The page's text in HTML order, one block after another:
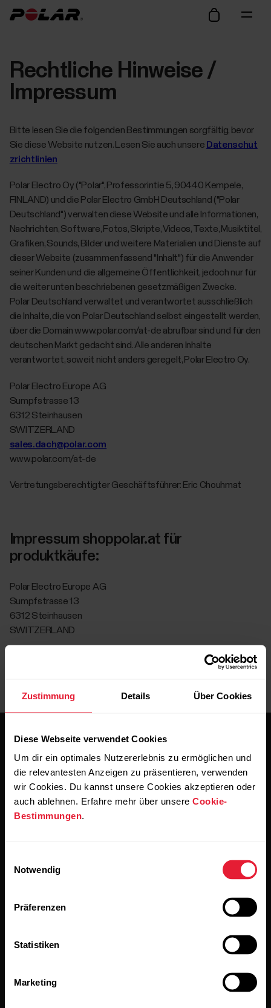
Zustimmung Details Über Cookies
Diese Webseite verwendet Cookies
Um dir ein optimales Nutzererlebnis zu ermöglichen und
die relevantesten Anzeigen zu präsentieren, verwenden
wir Cookies. Du kannst unsere Cookies akzeptieren oder
auch ablehnen. Erfahre mehr über unsere Cookie-
Bestimmungen.
Notwendig
Präferenzen
Statistiken
Marketing
Rechtliche Hinweise /
Impressum
Bitte lesen Sie die folgenden Bestimmungen sorgfältig, bevor
Sie diese Website nutzen. Lesen Sie auch unsere Datenschut
zrichtlinien
Polar Electro Oy ("Polar", Professorintie 5, 90440 Kempele,
FINLAND) und die Polar Electro GmbH Deutschland ("Polar
Deutschland") verwalten diese Website und alle Informationen,
Nachrichten, Software, Fotos, Skripte, Videos, Texte, Musiktitel,
Grafiken, Sounds, Bilder und weitere Materialien und Dienste auf
dieser Website (zusammenfassend "Inhalt") für die Anwender
seiner Kunden und die allgemeine Öffentlichkeit, jedoch nur für
die weiter unten beschriebenen gesetzmäßigen Zwecke.
Polar Deutschland verwaltet und verantwortet ausschließlich
die Inhalte, die von Polar Deutschland selbst eingestellt werden,
über die Domain www.polar.com/at-de abrufbar sind und für den
deutschen Markt gedacht sind. Alle anderen Inhalte
verantwortet, soweit nicht anders geregelt, Polar Electro Oy.
Polar Electro Europe AG
Sumpfstrasse 13
6312 Steinhausen
SWITZERLAND
sales.dach@polar.com
www.polar.com/at-de
Vertretungsberechtigter Geschäftsführer: Eric Chouhmat
Impressum shoppolar.at für
produktkäufe:
Polar Electro Europe AG
Sumpfstrasse 13
6312 Steinhausen
SWITZERLAND
Bleibe auf dem Laufenden.
einverstanden, E-Mails von Polar zu erhalten und bestätigst,
dass du unseren
Datenschutzhinweis gelesen hast.